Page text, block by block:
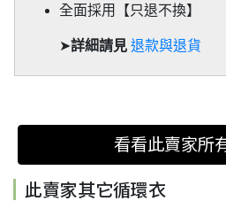
全面採用【只退不換】
➤詳細請見 退款與退貨
看看此賣家所
此賣家其它循環衣